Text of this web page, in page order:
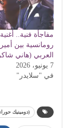
مفاجأة فنية.. أغنية
رومانسية بين أمير
العربي (هاني
7 يونيو، 2026
في "سلايدر"
(دومينيك